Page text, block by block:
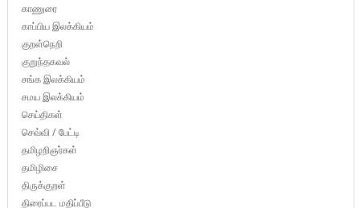
காணுரை
காப்பிய இலக்கியம்
குறள்நெறி
குறுந்தகவல்
சங்க இலக்கியம்
சமய இலக்கியம்
செய்திகள்
செவ்வி / பேட்டி
தமிழறிஞர்கள்
தமிழிசை
திருக்குறள்
திரைப்பட மதிப்பீடு